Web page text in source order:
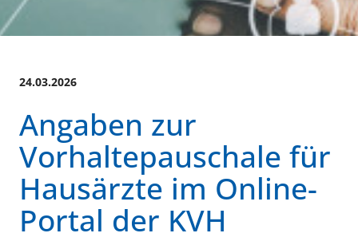
24.03.2026
Angaben zur
Vorhaltepauschale für
Hausärzte im Online-
Portal der KVH